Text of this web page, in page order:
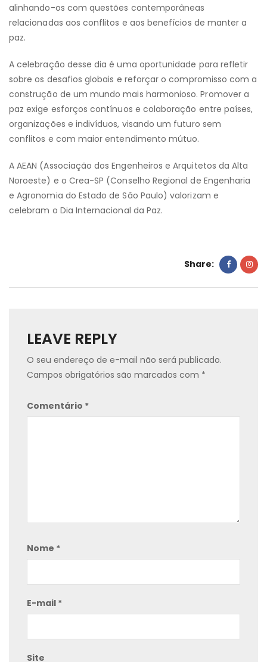
alinhando-os com questões contemporâneas
relacionadas aos conflitos e aos benefícios de manter a
paz.
A celebração desse dia é uma oportunidade para refletir
sobre os desafios globais e reforçar o compromisso com a
construção de um mundo mais harmonioso. Promover a
paz exige esforços contínuos e colaboração entre países,
organizações e indivíduos, visando um futuro sem
conflitos e com maior entendimento mútuo.
A AEAN (Associação dos Engenheiros e Arquitetos da Alta
Noroeste) e o Crea-SP (Conselho Regional de Engenharia
e Agronomia do Estado de São Paulo) valorizam e
celebram o Dia Internacional da Paz.
Share:
LEAVE REPLY
O seu endereço de e-mail não será publicado.
Campos obrigatórios são marcados com *
Comentário *
Nome *
E-mail *
Site